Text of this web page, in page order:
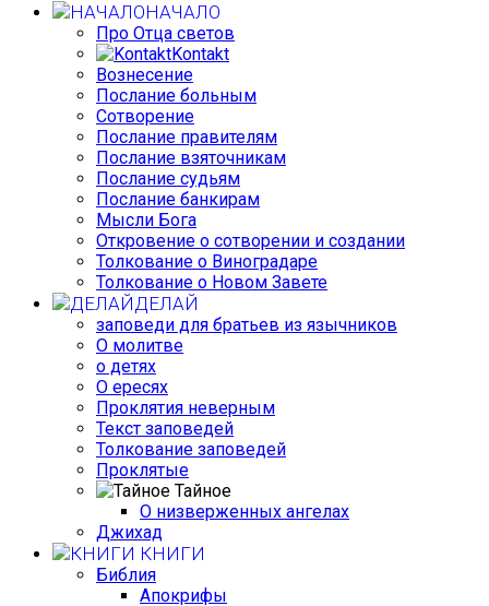
НАЧАЛО
Про Отца светов
Kontakt
Вознесение
Послание больным
Сотворение
Послание правителям
Послание взяточникам
Послание судьям
Послание банкирам
Мысли Бога
Откровение о сотворении и создании
Толкование о Виноградаре
Толкование о Новом Завете
ДЕЛАЙ
заповеди для братьев из язычников
О молитве
о детях
О ересях
Проклятия неверным
Текст заповедей
Толкование заповедей
Проклятые
Тайное
О низверженных ангелах
Джихад
КНИГИ
Библия
Апокрифы